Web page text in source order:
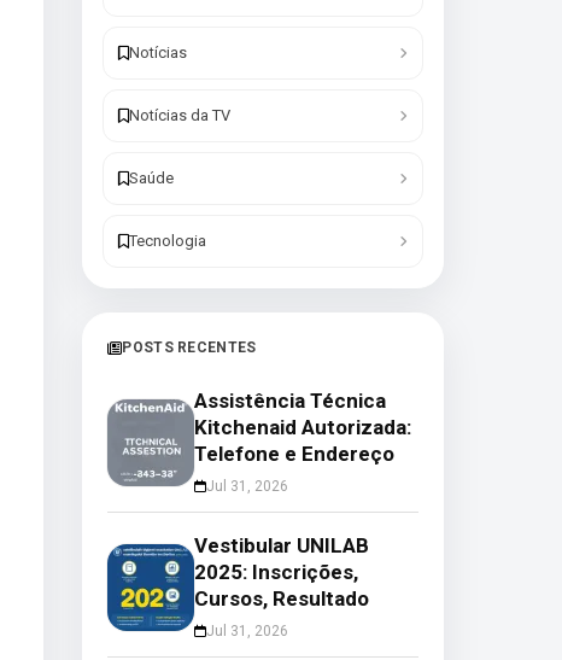
Notícias
Notícias da TV
Saúde
Tecnologia
POSTS RECENTES
Assistência Técnica
Kitchenaid Autorizada:
Telefone e Endereço
Jul 31, 2026
Vestibular UNILAB
2025: Inscrições,
Cursos, Resultado
Jul 31, 2026